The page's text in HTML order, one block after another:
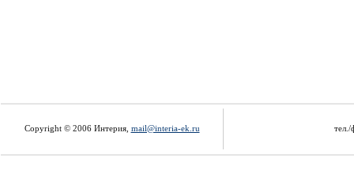
Copyright © 2006 Интерия, mail@interia-ek.ru